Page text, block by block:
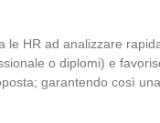
le HR ad analizzare
o diplomi) e
garantendo così